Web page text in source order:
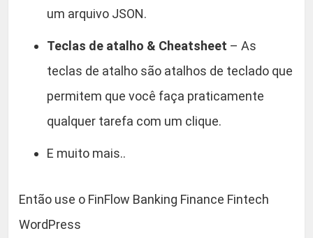
um arquivo JSON.
Teclas de atalho & Cheatsheet – As
teclas de atalho são atalhos de teclado que
permitem que você faça praticamente
qualquer tarefa com um clique.
E muito mais..
Então use o FinFlow Banking Finance Fintech
WordPress